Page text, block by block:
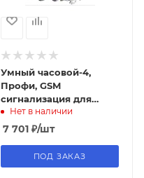
Умный часовой-4,
Профи, GSM
cигнализация для
гаража
Нет в наличии
7 701₽/шт
ПОД ЗАКАЗ